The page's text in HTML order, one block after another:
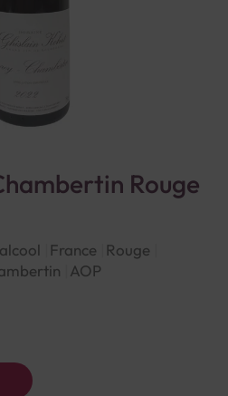
Rouge
France
Rouge
AOP